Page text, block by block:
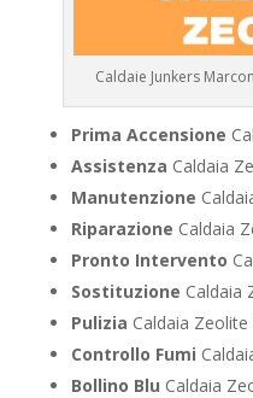
Caldaie Junkers
Prima Accensione
Assistenza Caldaia
Manutenzione
Riparazione Caldaia
Pronto Intervento
Sostituzione Caldaia
Pulizia Caldaia
Controllo Fumi
Bollino Blu Caldaia